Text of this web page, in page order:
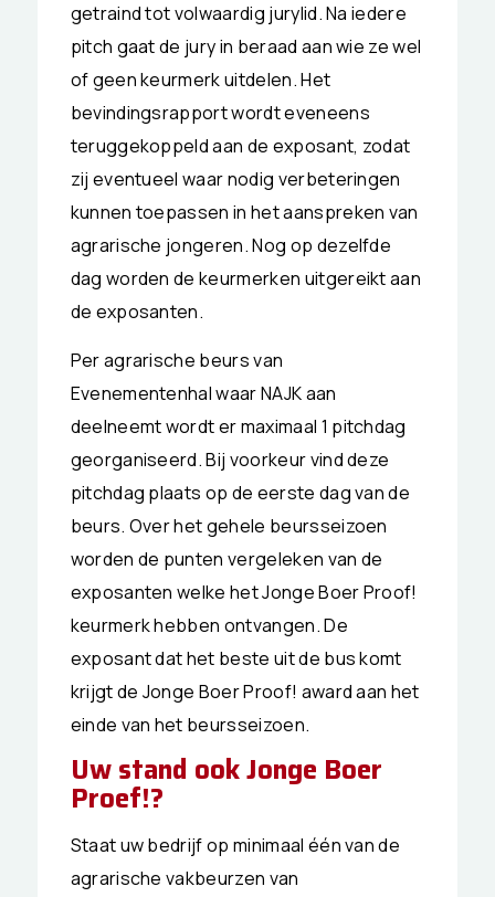
getraind tot volwaardig jurylid. Na iedere
pitch gaat de jury in beraad aan wie ze wel
of geen keurmerk uitdelen. Het
bevindingsrapport wordt eveneens
teruggekoppeld aan de exposant, zodat
zij eventueel waar nodig verbeteringen
kunnen toepassen in het aanspreken van
agrarische jongeren. Nog op dezelfde
dag worden de keurmerken uitgereikt aan
de exposanten.
Per agrarische beurs van
Evenementenhal waar NAJK aan
deelneemt wordt er maximaal 1 pitchdag
georganiseerd. Bij voorkeur vind deze
pitchdag plaats op de eerste dag van de
beurs. Over het gehele beursseizoen
worden de punten vergeleken van de
exposanten welke het Jonge Boer Proof!
keurmerk hebben ontvangen. De
exposant dat het beste uit de bus komt
krijgt de Jonge Boer Proof! award aan het
einde van het beursseizoen.
Uw stand ook Jonge Boer
Proef!?
Staat uw bedrijf op minimaal één van de
agrarische vakbeurzen van